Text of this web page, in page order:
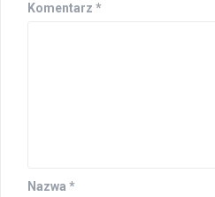
Komentarz *
Nazwa *